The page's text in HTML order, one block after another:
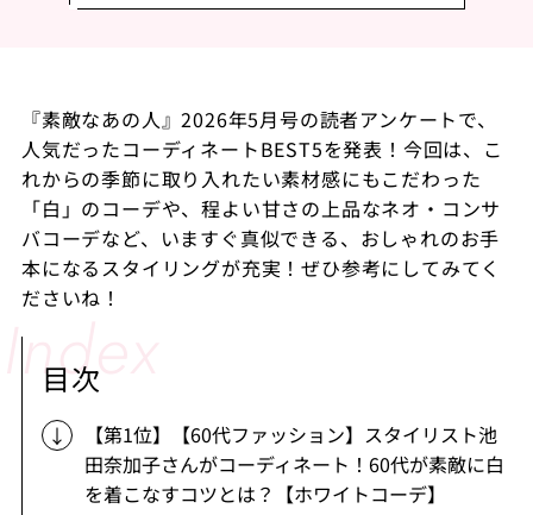
『素敵なあの人』2026年5月号の読者アンケートで、
人気だったコーディネートBEST5を発表！今回は、こ
れからの季節に取り入れたい素材感にもこだわった
「白」のコーデや、程よい甘さの上品なネオ・コンサ
バコーデなど、いますぐ真似できる、おしゃれのお手
本になるスタイリングが充実！ぜひ参考にしてみてく
ださいね！
目次
【第1位】【60代ファッション】スタイリスト池
田奈加子さんがコーディネート！60代が素敵に白
を着こなすコツとは？【ホワイトコーデ】